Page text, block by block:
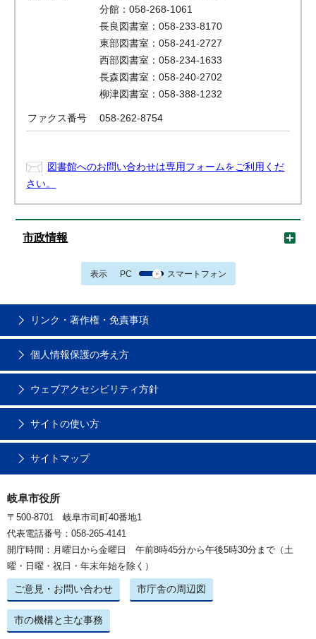
分館：058-268-1061
長良図書室：058-233-8170
東部図書室：058-241-2727
西部図書室：058-234-1633
長森図書室：058-240-2702
柳津図書室：058-388-1232
ファクス番号 058-262-8754
図書館へのお問い合わせは専用フォームをご利用くだ
さい。
市政情報
表示 PC スマートフォン
リンク・著作権・免責事項
個人情報保護の考え方
ウェブアクセシビリティ方針
サイトの使い方
サイトマップ
岐阜市役所
〒500-8701 岐阜市司町40番地1
代表電話番号：058-265-4141
開庁時間：月曜日から金曜日 午前8時45分から午後5時30分まで（土
曜・日曜・祝日・年末年始を除く）
ご意見・お問い合わせ 市庁舎の周辺図
市の機構と主な事務